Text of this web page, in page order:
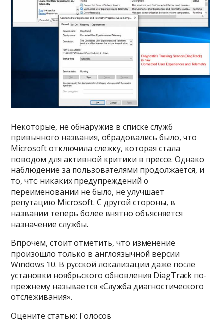
Некоторые, не обнаружив в списке служб
привычного названия, обрадовались было, что
Microsoft отключила слежку, которая стала
поводом для активной критики в прессе. Однако
наблюдение за пользователями продолжается, и
то, что никаких предупреждений о
переименовании не было, не улучшает
репутацию Microsoft. С другой стороны, в
названии теперь более внятно объясняется
назначение службы.
Впрочем, стоит отметить, что изменение
произошло только в англоязычной версии
Windows 10. В русской локализации даже после
установки ноябрьского обновления DiagTrack по-
прежнему называется «Служба диагностического
отслеживания».
Оцените статью: Голосов